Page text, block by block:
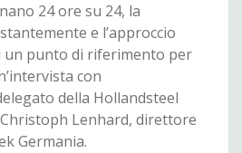
24 ore su 24, la
e l’approccio
punto di riferimento per
con
della Hollandsteel
Lenhard, direttore
Germania.